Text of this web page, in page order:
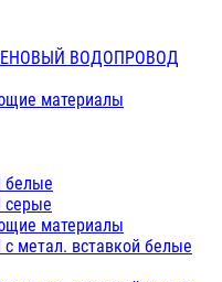
ВОДОПРОВОД
материалы
белые
серые
материалы
метал. вставкой белые